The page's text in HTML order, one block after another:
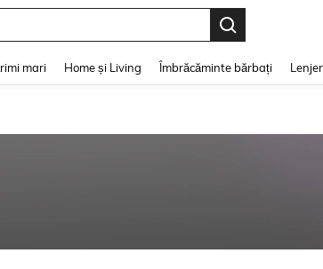
mari Home și Living Îmbrăcăminte bărbați